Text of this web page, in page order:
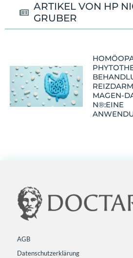
ARTIKEL VON HP
GRUBER
MAGEN-
N®:EINE
AGB
Datenschutzerklärung